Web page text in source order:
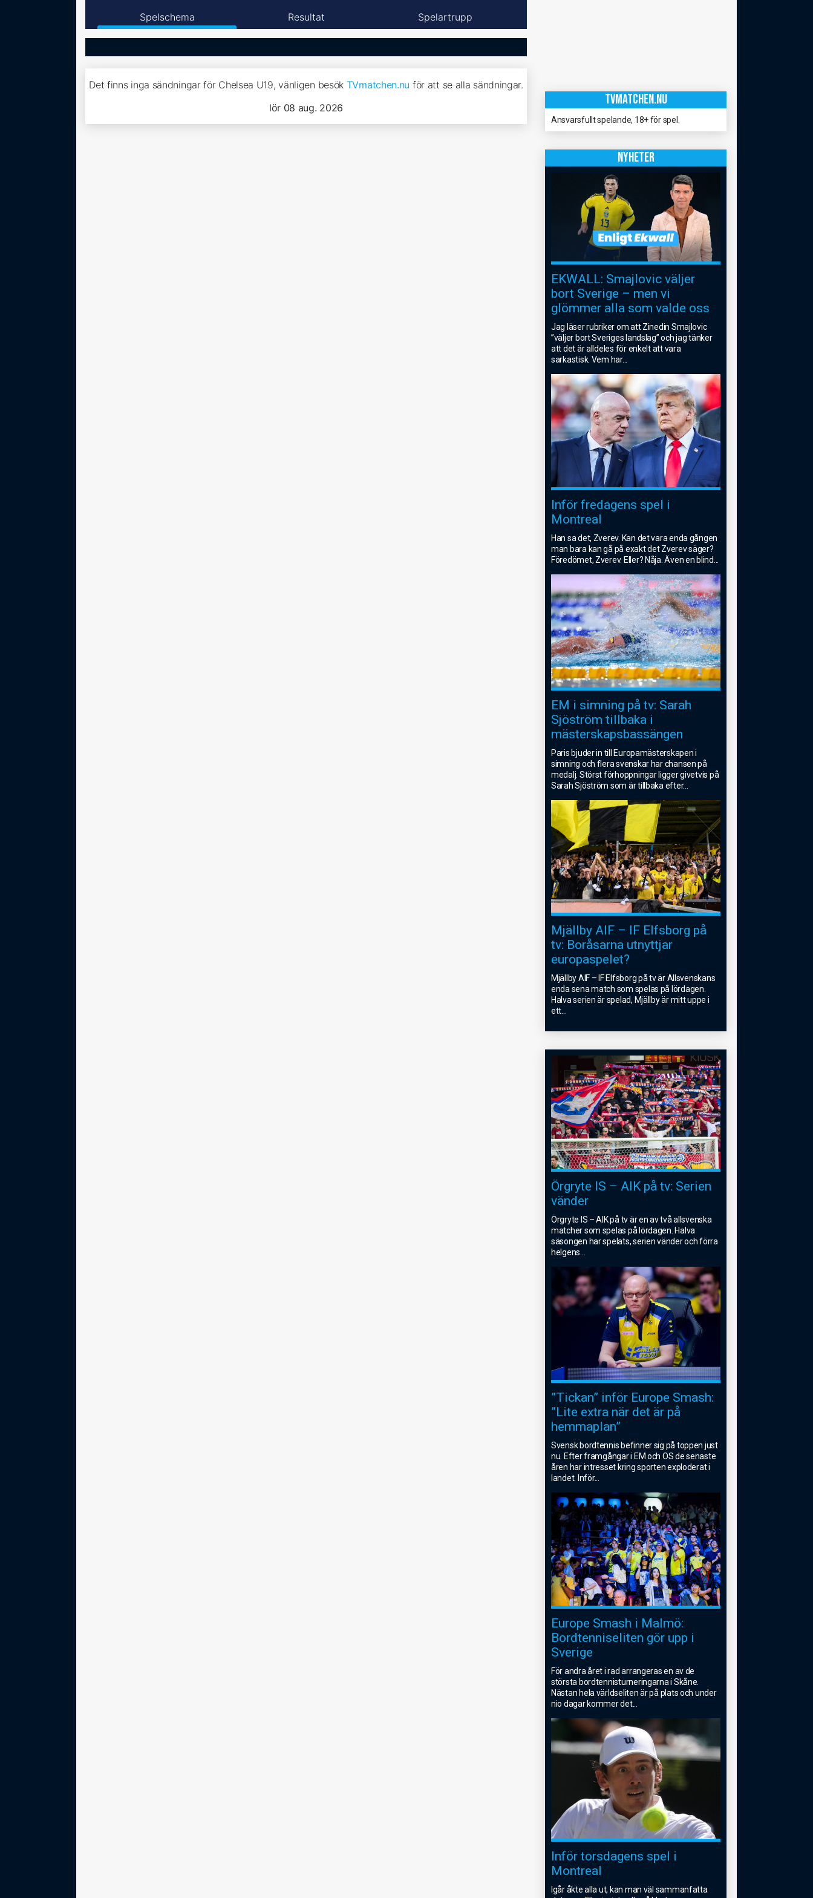
Spelschema Resultat Spelartrupp
Det finns inga sändningar för Chelsea U19, vänligen besök TVmatchen.nu för att se alla sändningar.
lör 08 aug. 2026
TVMATCHEN.NU
Ansvarsfullt spelande, 18+ för spel.
NYHETER
EKWALL: Smajlovic väljer
bort Sverige – men vi
glömmer alla som valde oss
Jag läser rubriker om att Zinedin Smajlovic
”väljer bort Sveriges landslag” och jag tänker
att det är alldeles för enkelt att vara
sarkastisk. Vem har...
Inför fredagens spel i
Montreal
Han sa det, Zverev. Kan det vara enda gången
man bara kan gå på exakt det Zverev säger?
Föredömet, Zverev. Eller? Nåja. Även en blind
EM i simning på tv: Sarah
Sjöström tillbaka i
mästerskapsbassängen
Paris bjuder in till Europamästerskapen i
simning och flera svenskar har chansen på
medalj. Störst förhoppningar ligger givetvis på
Sarah Sjöström som är tillbaka efter...
Mjällby AIF – IF Elfsborg på
tv: Boråsarna utnyttjar
europaspelet?
Mjällby AIF – IF Elfsborg på tv är Allsvenskans
enda sena match som spelas på lördagen.
Halva serien är spelad, Mjällby är mitt uppe i
ett...
Örgryte IS – AIK på tv: Serien
vänder
Örgryte IS – AIK på tv är en av två allsvenska
matcher som spelas på lördagen. Halva
säsongen har spelats, serien vänder och förra
helgens
”Tickan” inför Europe Smash:
”Lite extra när det är på
hemmaplan”
Svensk bordtennis befinner sig på toppen just
nu. Efter framgångar i EM och OS de senaste
åren har intresset kring sporten exploderat i
landet. Inför...
Europe Smash i Malmö:
Bordtenniseliten gör upp i
Sverige
För andra året i rad arrangeras en av de
största bordtennisturneringarna i Skåne.
Nästan hela världseliten är på plats och under
nio dagar kommer det...
Inför torsdagens spel i
Montreal
Igår åkte alla ut, kan man väl sammanfatta